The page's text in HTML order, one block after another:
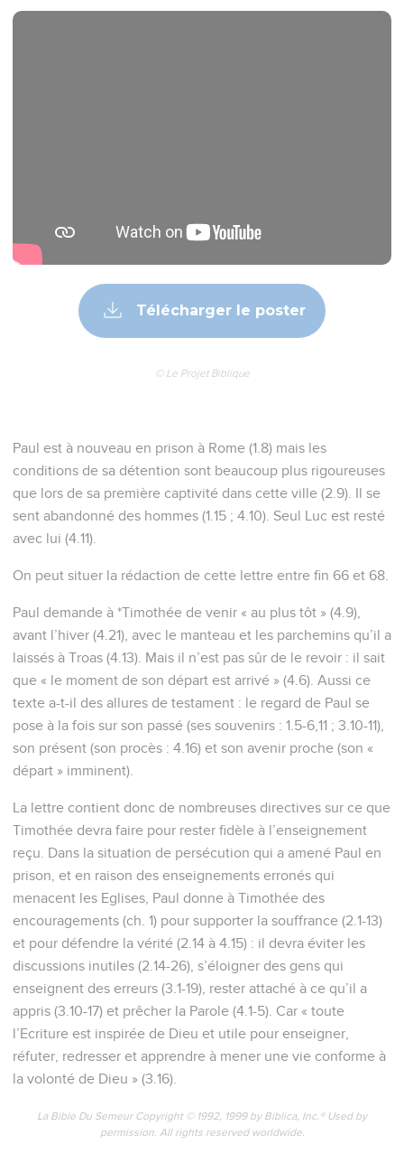
Télécharger le poster
© Le Projet Biblique
Paul est à nouveau en prison à Rome (1.8) mais les
conditions de sa détention sont beaucoup plus rigoureuses
que lors de sa première captivité dans cette ville (2.9). Il se
sent abandonné des hommes (1.15 ; 4.10). Seul Luc est resté
avec lui (4.11).
On peut situer la rédaction de cette lettre entre fin 66 et 68.
Paul demande à *Timothée de venir « au plus tôt » (4.9),
avant l’hiver (4.21), avec le manteau et les parchemins qu’il a
laissés à Troas (4.13). Mais il n’est pas sûr de le revoir : il sait
que « le moment de son départ est arrivé » (4.6). Aussi ce
texte a-t-il des allures de testament : le regard de Paul se
pose à la fois sur son passé (ses souvenirs : 1.5-6,11 ; 3.10-11),
son présent (son procès : 4.16) et son avenir proche (son «
départ » imminent).
La lettre contient donc de nombreuses directives sur ce que
Timothée devra faire pour rester fidèle à l’enseignement
reçu. Dans la situation de persécution qui a amené Paul en
prison, et en raison des enseignements erronés qui
menacent les Eglises, Paul donne à Timothée des
encouragements (ch. 1) pour supporter la souffrance (2.1-13)
et pour défendre la vérité (2.14 à 4.15) : il devra éviter les
discussions inutiles (2.14-26), s’éloigner des gens qui
enseignent des erreurs (3.1-19), rester attaché à ce qu’il a
appris (3.10-17) et prêcher la Parole (4.1-5). Car « toute
l’Ecriture est inspirée de Dieu et utile pour enseigner,
réfuter, redresser et apprendre à mener une vie conforme à
la volonté de Dieu » (3.16).
La Bible Du Semeur Copyright © 1992, 1999 by Biblica, Inc.® Used by
permission. All rights reserved worldwide.